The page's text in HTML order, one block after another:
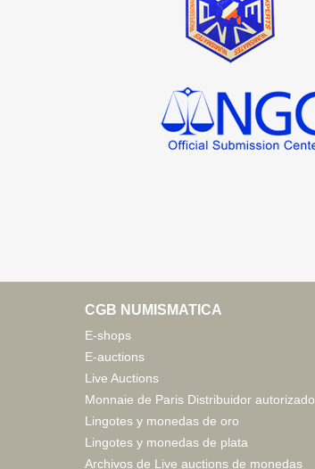
CGB NUMISMATICA
E-shops
E-auctions
Live Auctions
Monnaie de Paris Distribuidor autorizado
Lingotes y monedas de oro
Lingotes y monedas de plata
Archivos de Live auctions de monedas